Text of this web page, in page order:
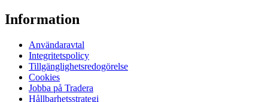
Information
Användaravtal
Integritetspolicy
Tillgänglighetsredogörelse
Cookies
Jobba på Tradera
Hållbarhetsstrategi